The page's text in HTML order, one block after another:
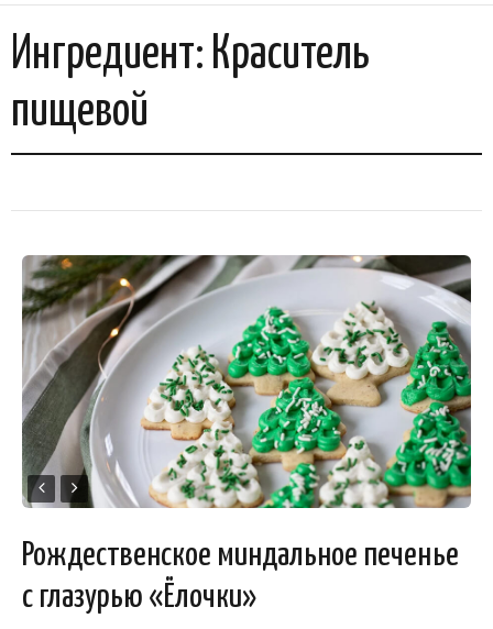
Ингредиент: Краситель
пищевой
Рождественское миндальное печенье
с глазурью «Ёлочки»